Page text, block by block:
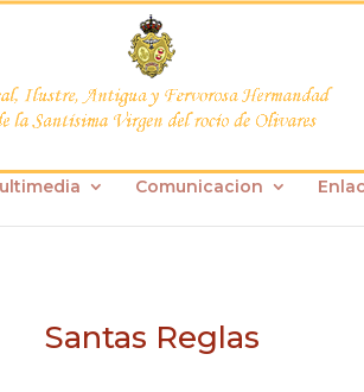
Comunicacion
Santas Reglas